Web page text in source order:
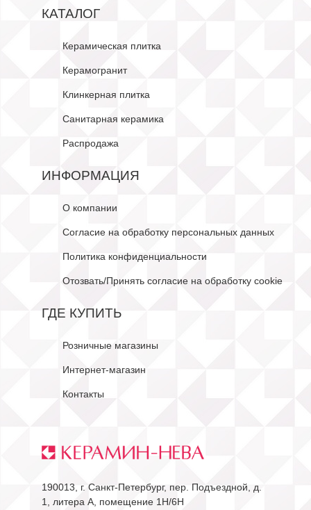
КАТАЛОГ
Керамическая плитка
Керамогранит
Клинкерная плитка
Санитарная керамика
Распродажа
ИНФОРМАЦИЯ
О компании
Согласие на обработку персональных данных
Политика конфиденциальности
Отозвать/Принять согласие на обработку cookie
ГДЕ КУПИТЬ
Розничные магазины
Интернет-магазин
Контакты
190013, г. Санкт-Петербург, пер. Подъездной, д.
1, литера А, помещение 1Н/6Н